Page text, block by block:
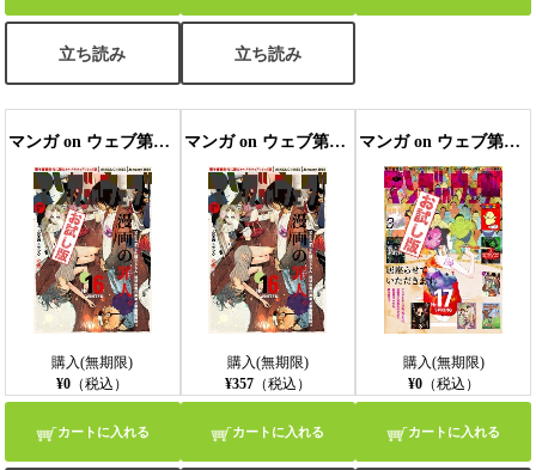
立ち読み 立ち読み
マンガ on ウェブ第16号 無料お試し版
購入(無期限)
¥0 （税込）
カートに入れる
マンガ on ウェブ第16号
購入(無期限)
¥357（税込）
カートに入れる
マンガ on ウェブ第17号無料お試し版
購入(無期限)
¥0（税込）
カートに入れる